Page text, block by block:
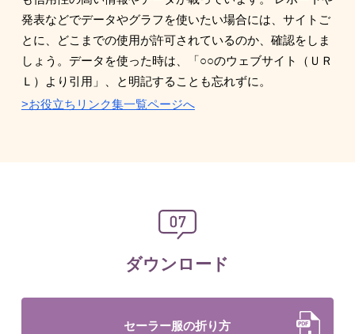
発表などでデータやグラフを使いたい場合には、サイトご
とに、どこまでの使用が許可されているのか、確認をしま
しょう。データを使った時は、「○○のウェブサイト（ＵＲ
Ｌ）より引用」、と明記することも忘れずに。
>お役立ちリンク集一覧ページへ
ダウンロード
セーラー服の折り方